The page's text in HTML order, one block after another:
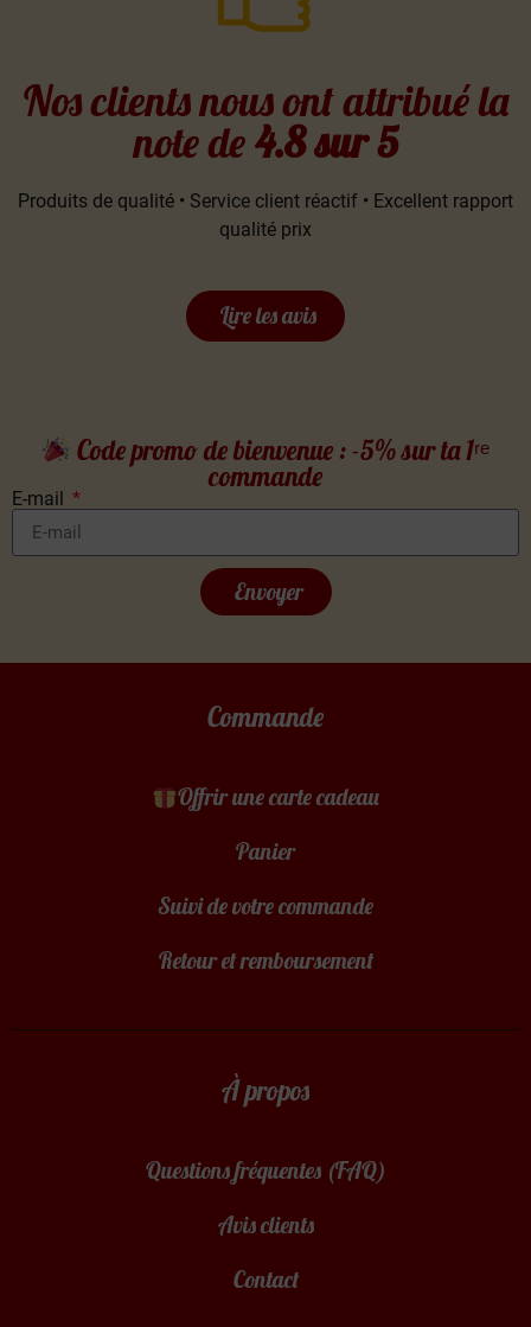
Nos clients nous ont attribué la
note de4.8 sur 5
Produits de qualité • Service client réactif • Excellent rapport
qualité prix
Lire les avis
Code promo de bienvenue : -5% sur ta 1ʳᵉ
commande
E-mail
Envoyer
Commande
Offrir une carte cadeau
Panier
Suivi de votre commande
Retour et remboursement
À propos
Questions fréquentes (FAQ)
Avis clients
Contact